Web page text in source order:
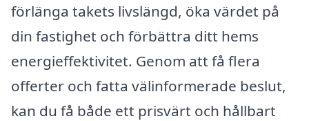
förlänga takets livslängd, öka värdet på
din fastighet och förbättra ditt hems
energieffektivitet. Genom att få flera
offerter och fatta välinformerade beslut,
kan du få både ett prisvärt och hållbart